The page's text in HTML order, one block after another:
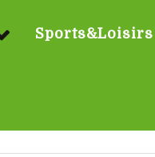
Sports&Loisirs